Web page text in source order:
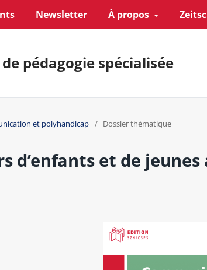
Newsletter À propos
pédagogie spécialisée
et polyhandicap / Dossier thématique
d’enfants et de